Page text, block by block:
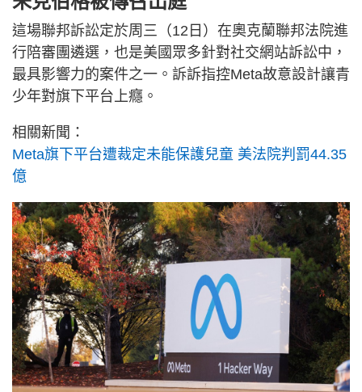
這場聯邦訴訟定於周三（12日）在奧克蘭聯邦法院進
行陪審團遴選，也是美國眾多針對社交網站訴訟中，
最具影響力的案件之一。訴訴指控Meta故意設計讓青
少年對旗下平台上癮。
相關新聞：
Meta旗下平台遭裁定未能保護兒童 美法院判罰44.35
億